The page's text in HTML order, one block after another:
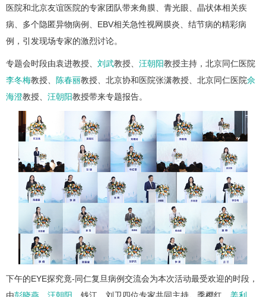
医院和北京友谊医院的专家团队带来角膜、青光眼、晶状体相关疾
病、多个隐匿异物病例、EBV相关急性视网膜炎、结节病的精彩病
例，引发现场专家的激烈讨论。
专题会时段由袁进教授、 刘武教授、 汪朝阳教授主持，北京同仁医院
李冬梅教授、 陈春丽教授、北京协和医院张潇教授、北京同仁医院佘
海澄教授、 汪朝阳教授带来专题报告。
下午的EYE探究竟-同仁复旦病例交流会为本次活动最受欢迎的时段，
由彭晓燕 汪朝阳 、钱江、刘卫四位专家共同主持。季樱红、 姜利